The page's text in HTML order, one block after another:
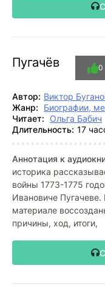
Пугачёв 0
Автор: Виктор
Жанр:
Биографии,
Читает: Ольга Бабич
Длительность: 17
Аннотация к
историка
войны 1773-1775
Ивановиче Пугачеве.
материале
причины, ход, итоги,